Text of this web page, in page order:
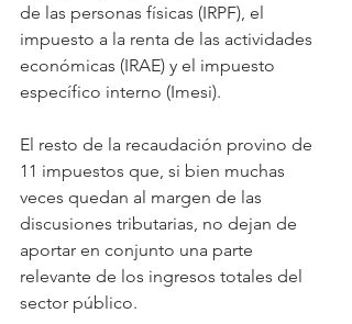
de las personas físicas (IRPF), el
impuesto a la renta de las actividades
económicas (IRAE) y el impuesto
específico interno (Imesi).
El resto de la recaudación provino de
11 impuestos que, si bien muchas
veces quedan al margen de las
discusiones tributarias, no dejan de
aportar en conjunto una parte
relevante de los ingresos totales del
sector público.